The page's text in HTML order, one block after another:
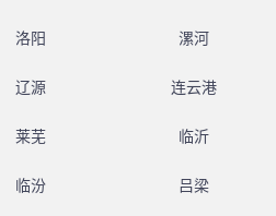
洛阳 漯河
辽源 连云港
莱芜 临沂
临汾 吕梁